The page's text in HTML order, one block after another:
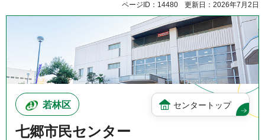
ページID：14480 更新日：2026年7月2日
若林区 センタートップ
七郷市民センター